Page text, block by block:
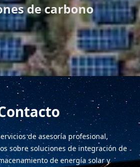
de carbono
de asesoría profesional,
sobre soluciones de integración de
de energía solar y